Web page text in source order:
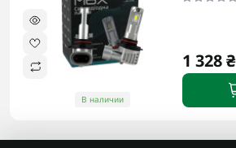
В наличии
1 328 ₴